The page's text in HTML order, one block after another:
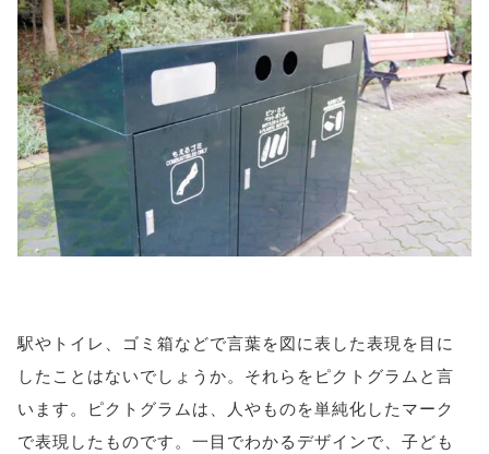
駅やトイレ、ゴミ箱などで言葉を図に表した表現を目に
したことはないでしょうか。それらをピクトグラムと言
います。ピクトグラムは、人やものを単純化したマーク
で表現したものです。一目でわかるデザインで、子ども